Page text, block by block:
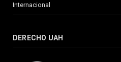
Internacional
DERECHO UAH